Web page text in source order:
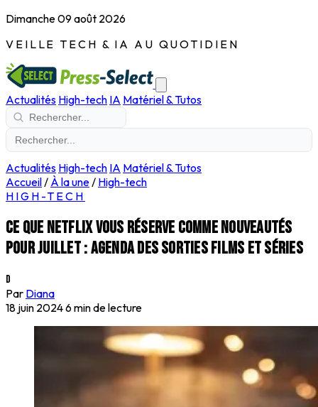
Dimanche 09 août 2026
VEILLE TECH & IA AU QUOTIDIEN
Actualités High-tech IA Matériel & Tutos
Actualités High-tech IA Matériel & Tutos
Accueil/ À la une/ High-tech
HIGH-TECH
Ce que Netflix vous réserve comme nouveautés
pour juillet : agenda des sorties films et séries
D
Par Diana
18 juin 20246 min de lecture